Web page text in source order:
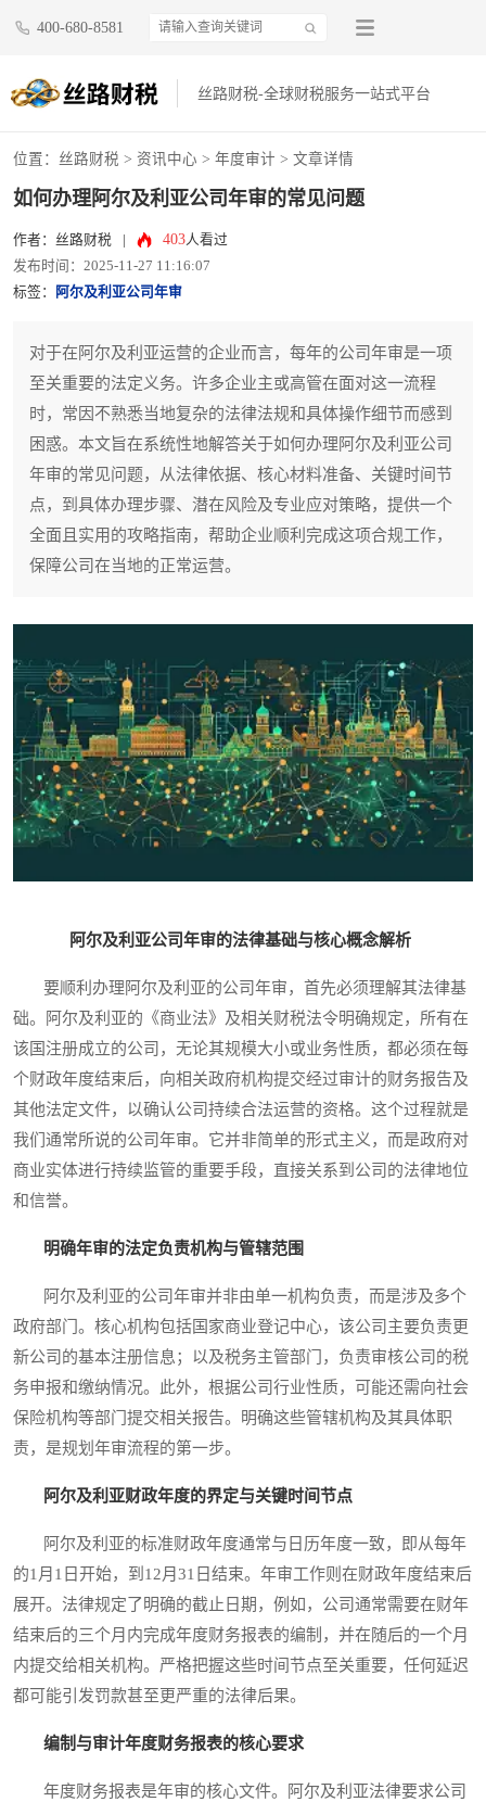
400-680-8581
丝路财税-全球财税服务一站式平台
位置： 丝路财税 > 资讯中心 > 年度审计 > 文章详情
如何办理阿尔及利亚公司年审的常见问题
作者：丝路财税 403人看过
发布时间：2025-11-27 11:16:07
标签：
阿尔及利亚公司年审
对于在阿尔及利亚运营的企业而言，每年的公司年审是一项
至关重要的法定义务。许多企业主或高管在面对这一流程
时，常因不熟悉当地复杂的法律法规和具体操作细节而感到
困惑。本文旨在系统性地解答关于如何办理阿尔及利亚公司
年审的常见问题，从法律依据、核心材料准备、关键时间节
点，到具体办理步骤、潜在风险及专业应对策略，提供一个
全面且实用的攻略指南，帮助企业顺利完成这项合规工作，
保障公司在当地的正常运营。
阿尔及利亚公司年审的法律基础与核心概念解析
要顺利办理阿尔及利亚的公司年审，首先必须理解其法律基
础。阿尔及利亚的《商业法》及相关财税法令明确规定，所有在
该国注册成立的公司，无论其规模大小或业务性质，都必须在每
个财政年度结束后，向相关政府机构提交经过审计的财务报告及
其他法定文件，以确认公司持续合法运营的资格。这个过程就是
我们通常所说的公司年审。它并非简单的形式主义，而是政府对
商业实体进行持续监管的重要手段，直接关系到公司的法律地位
和信誉。
明确年审的法定负责机构与管辖范围
阿尔及利亚的公司年审并非由单一机构负责，而是涉及多个
政府部门。核心机构包括国家商业登记中心，该公司主要负责更
新公司的基本注册信息；以及税务主管部门，负责审核公司的税
务申报和缴纳情况。此外，根据公司行业性质，可能还需向社会
保险机构等部门提交相关报告。明确这些管辖机构及其具体职
责，是规划年审流程的第一步。
阿尔及利亚财政年度的界定与关键时间节点
阿尔及利亚的标准财政年度通常与日历年度一致，即从每年
的1月1日开始，到12月31日结束。年审工作则在财政年度结束后
展开。法律规定了明确的截止日期，例如，公司通常需要在财年
结束后的三个月内完成年度财务报表的编制，并在随后的一个月
内提交给相关机构。严格把握这些时间节点至关重要，任何延迟
都可能引发罚款甚至更严重的法律后果。
编制与审计年度财务报表的核心要求
年度财务报表是年审的核心文件。阿尔及利亚法律要求公司